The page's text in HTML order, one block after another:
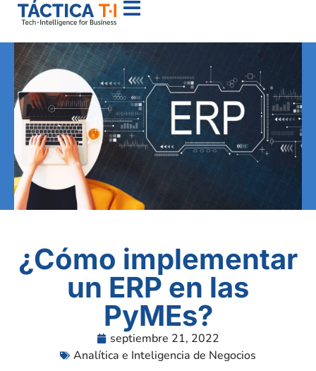
¿Cómo implementar
un ERP en las
PyMEs?
septiembre 21, 2022
Analítica e Inteligencia de Negocios